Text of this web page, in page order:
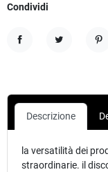
Condividi
Descrizione
la versatilità dei
straordinarie. il